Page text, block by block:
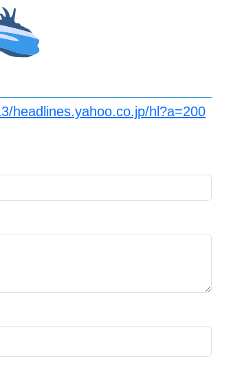
headlines.yahoo.co.jp/hl?a=200